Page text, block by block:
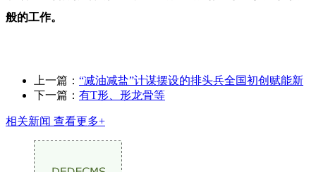
般的工作。
上一篇： “减油减盐”计谋摆设的排头兵全国初创赋能新
下一篇： 有T形、形龙骨等
相关新闻 查看更多+